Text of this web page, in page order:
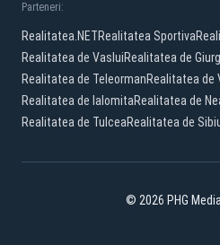
Parteneri:
Realitatea.NETRealitatea Sportiva
Realitatea de VasluiRealitatea de
Realitatea de TeleormanRealitatea de
Realitatea de IalomitaRealitatea de
Realitatea de TulceaRealitatea de
© 2026 PHG